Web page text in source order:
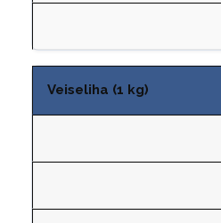
Veiseliha (1 kg)